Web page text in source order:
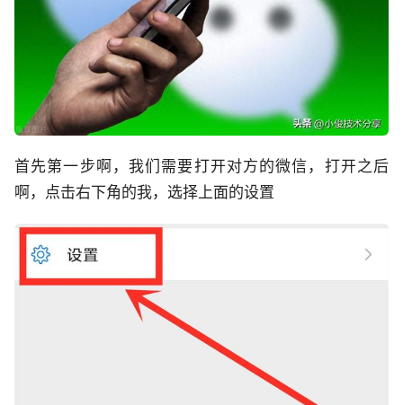
首先第一步啊，我们需要打开对方的微信，打开之后
啊，点击右下角的我，选择上面的设置